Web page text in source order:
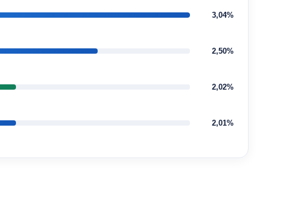
3,04%
2,50%
2,02%
2,01%